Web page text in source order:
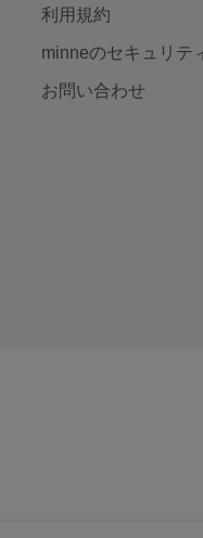
利用規約
minneのセキュリテ
お問い合わせ